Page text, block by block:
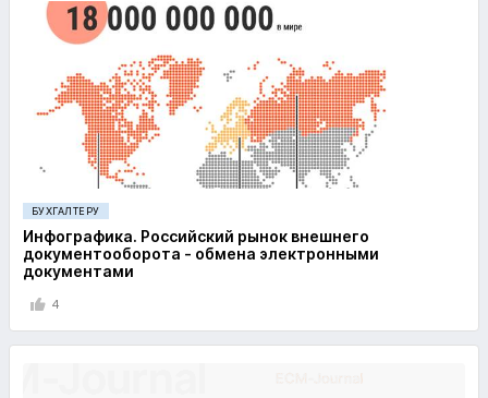
БУХГАЛТЕРУ
Инфографика. Российский рынок внешнего
документооборота - обмена электронными
документами
4